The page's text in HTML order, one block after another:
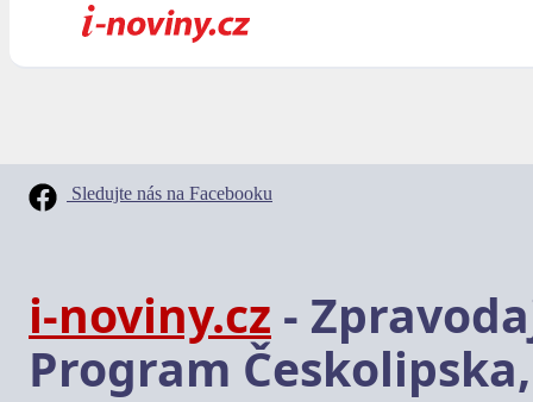
Sledujte nás na Facebooku
i-noviny.cz -
Program